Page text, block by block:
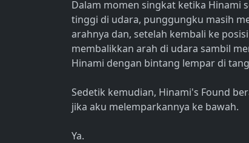
Dalam momen singkat ketika Hinami
tinggi di udara, punggungku masih
arahnya dan, setelah kembali ke
membalikkan arah di udara sambil
Hinami dengan bintang lempar di
Sedetik kemudian, Hinami's Found
jika aku melemparkannya ke bawah.
Ya.